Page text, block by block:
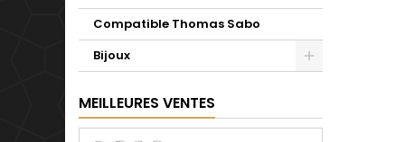
Compatible Thomas Sabo
Bijoux
MEILLEURES VENTES